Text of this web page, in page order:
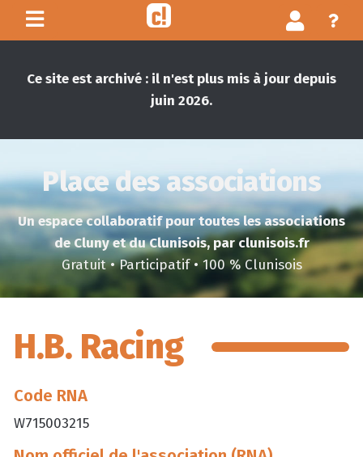
Ce site est archivé : il n'est plus mis à jour depuis
juin 2026.
Place des associations
Un espace collaboratif pour toutes les associations
de Cluny et du Clunisois, par clunisois.fr
Gratuit • Participatif • 100 % Clunisois
H.B. Racing
Code RNA
W715003215